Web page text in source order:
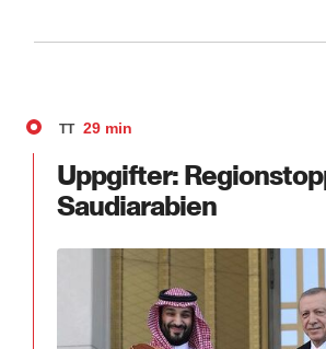
TT 29 min
Uppgifter:
Saudiarabien